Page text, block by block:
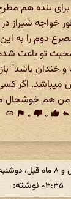
بنده هم
خواجه شیراز
دوم را به
تو باعث
خندان باشد"
میباشد. اگر
من هم خوشحال
reply
thumb_up ۰ thumb_down ۰ flag
link
۰۳:۳۵ نوشته: